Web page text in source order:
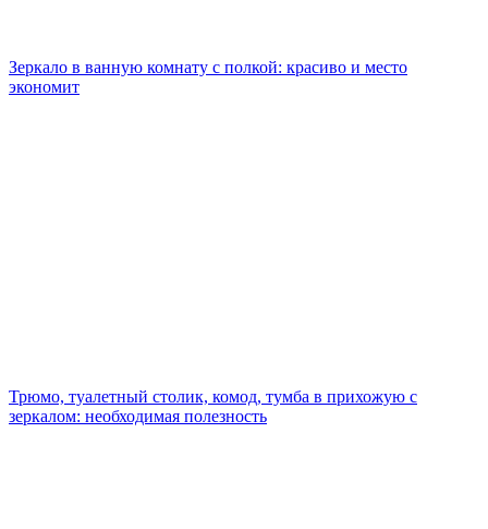
Зеркало в ванную комнату с полкой: красиво и место
экономит
Трюмо, туалетный столик, комод, тумба в прихожую с
зеркалом: необходимая полезность